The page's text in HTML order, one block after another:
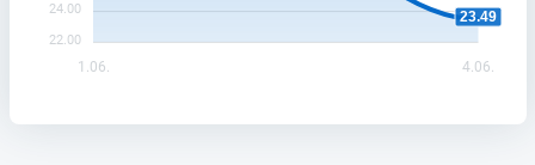
24.00
22.00
23.49
1.06. 4.06.